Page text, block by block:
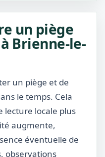
un piège
Brienne-le-
un piège et de
le temps. Cela
lecture locale plus
augmente,
éventuelle de
observations